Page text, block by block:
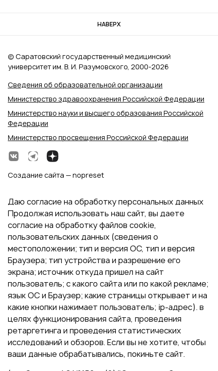
НАВЕРХ
Сведения об образовательной организации
Министерство здравоохранения Российской Федерации
Министерство науки и высшего образования Российской
Федерации
Министерство просвещения Российской Федерации
© Саратовский государственный медицинский
университет им. В. И. Разумовского, 2000‑2026
Создание сайта — nopreset
Даю согласие на обработку персональных данных
Продолжая использовать наш сайт, вы даете
согласие на обработку файлов cookie,
пользовательских данных (сведения о
местоположении; тип и версия ОС, тип и версия
Браузера; тип устройства и разрешение его
экрана; источник откуда пришел на сайт
пользователь; с какого сайта или по какой рекламе;
язык ОС и Браузер; какие страницы открывает и на
какие кнопки нажимает пользователь; ip-адрес). в
целях функционирования сайта, проведения
ретаргетинга и проведения статистических
исследований и обзоров. Если вы не хотите, чтобы
ваши данные обрабатывались, покиньте сайт.